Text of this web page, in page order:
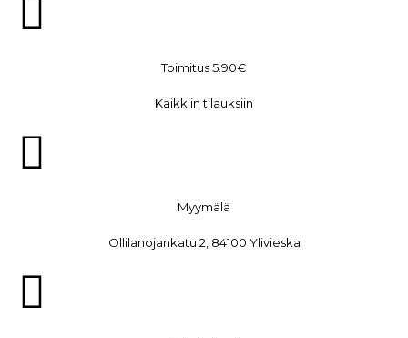
Toimitus 5.90€
Kaikkiin tilauksiin
Myymälä
Ollilanojankatu 2, 84100 Ylivieska